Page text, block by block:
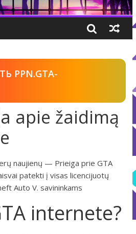
PPN.GTA-
apie žaidimą
naujienų — Prieiga prie GTA
patekti į visas licencijuotų
Auto V. savininkams
internete?